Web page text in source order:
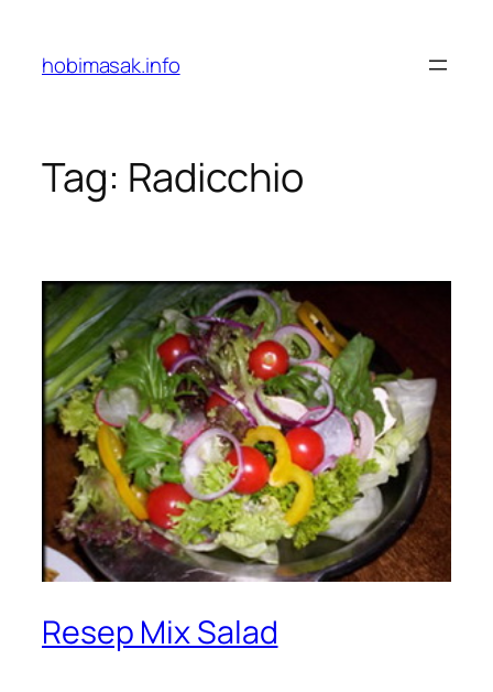
content
hobimasak.info
Tag: Radicchio
Resep Mix Salad